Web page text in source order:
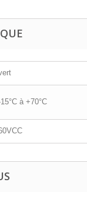
à +70°C